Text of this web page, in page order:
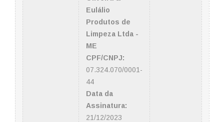
Eulálio
Produtos de
Limpeza Ltda -
ME
CPF/CNPJ:
07.324.070/0001-
44
Data da
Assinatura:
21/12/2023